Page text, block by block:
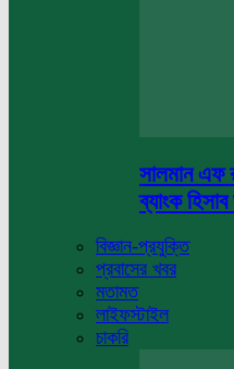
সালমান এফ
ব্যাংক হিসাব
বিজ্ঞান-প্রযুক্তি
প্রবাসের খবর
মতামত
লাইফস্টাইল
চাকরি